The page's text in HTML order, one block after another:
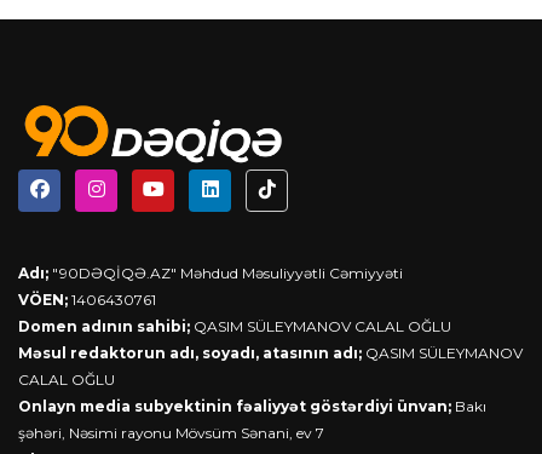
Adı; "90DƏQİQƏ.AZ" Məhdud Məsuliyyətli Cəmiyyəti
VÖEN; 1406430761
Domen adının sahibi; QASIM SÜLEYMANOV CALAL OĞLU
Məsul redaktorun adı, soyadı, atasının adı; QASIM SÜLEYMANOV
CALAL OĞLU
Onlayn media subyektinin fəaliyyət göstərdiyi ünvan; Bakı
şəhəri, Nəsimi rayonu Mövsüm Sənani, ev 7